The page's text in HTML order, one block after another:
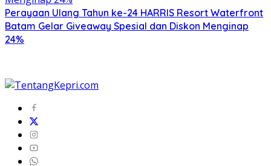
Perayaan Ulang Tahun ke-24 HARRIS Resort Waterfront
Batam Gelar Giveaway Spesial dan Diskon Menginap
24%